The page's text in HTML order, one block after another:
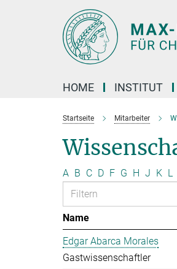
HOME INSTITUT
Startseite Mitarbeiter
A B C D F G H J K L
Name
Edgar Abarca Morales
Gastwissenschaftler